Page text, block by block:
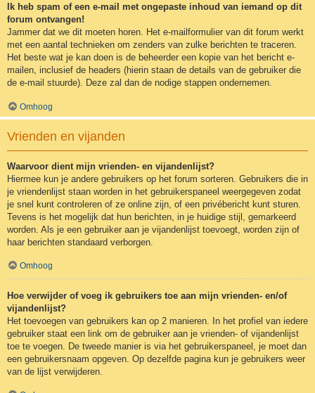
Ik heb spam of een e-mail met ongepaste inhoud van iemand op dit
forum ontvangen!
Jammer dat we dit moeten horen. Het e-mailformulier van dit forum werkt
met een aantal technieken om zenders van zulke berichten te traceren.
Het beste wat je kan doen is de beheerder een kopie van het bericht e-
mailen, inclusief de headers (hierin staan de details van de gebruiker die
de e-mail stuurde). Deze zal dan de nodige stappen ondernemen.
Omhoog
Vrienden en vijanden
Waarvoor dient mijn vrienden- en vijandenlijst?
Hiermee kun je andere gebruikers op het forum sorteren. Gebruikers die in
je vriendenlijst staan worden in het gebruikerspaneel weergegeven zodat
je snel kunt controleren of ze online zijn, of een privébericht kunt sturen.
Tevens is het mogelijk dat hun berichten, in je huidige stijl, gemarkeerd
worden. Als je een gebruiker aan je vijandenlijst toevoegt, worden zijn of
haar berichten standaard verborgen.
Omhoog
Hoe verwijder of voeg ik gebruikers toe aan mijn vrienden- en/of
vijandenlijst?
Het toevoegen van gebruikers kan op 2 manieren. In het profiel van iedere
gebruiker staat een link om de gebruiker aan je vrienden- of vijandenlijst
toe te voegen. De tweede manier is via het gebruikerspaneel, je moet dan
een gebruikersnaam opgeven. Op dezelfde pagina kun je gebruikers weer
van de lijst verwijderen.